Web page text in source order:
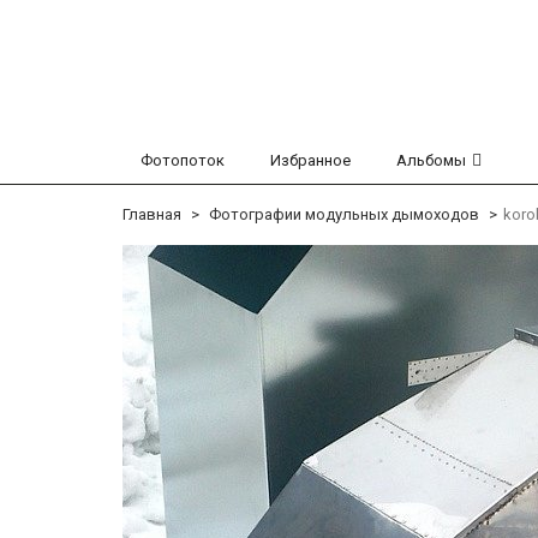
Фотопоток Избранное Альбомы
Главная Фотографии модульных дымоходов